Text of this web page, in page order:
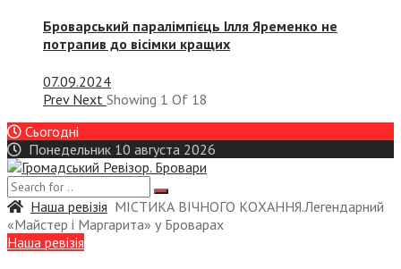
Броварський паралімпієць Ілля Яременко не
потрапив до вісімки кращих
07.09.2024
Prev Next Showing 1 Of 18
Сьогодні
Понедельник 10 августа 2026
Наша ревізія МІСТИКА ВІЧНОГО КОХАННЯ.Легендарний
«Майстер і Маргарита» у Броварах
Наша ревізія